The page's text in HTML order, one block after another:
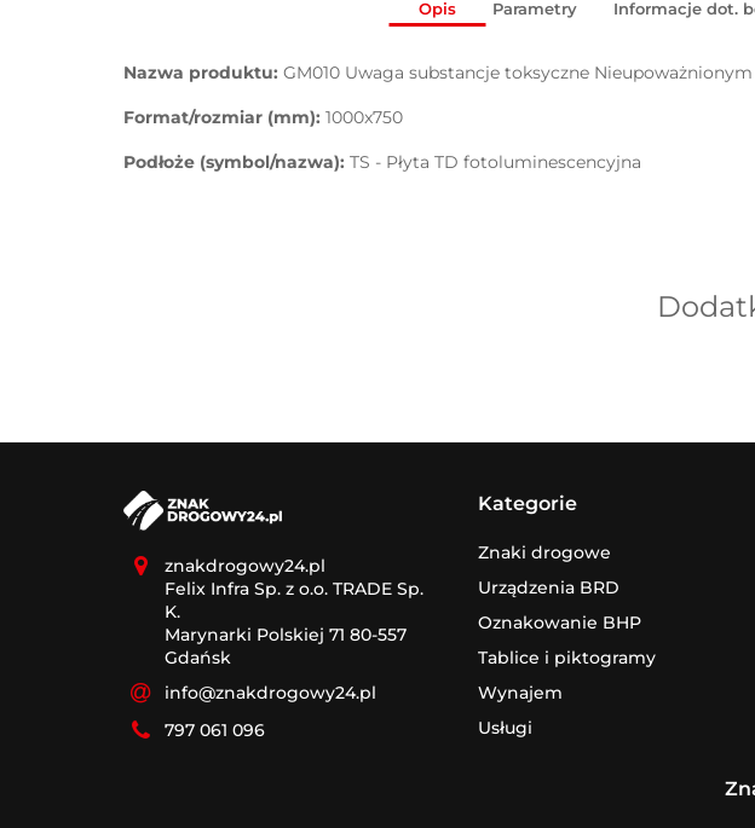
Opis Parametry Informacje dot.
Nazwa produktu: GM010 Uwaga substancje toksyczne
Format/rozmiar (mm): 1000x750
Podłoże (symbol/nazwa): TS - Płyta TD fotoluminescencyjna
znakdrogowy24.pl
Felix Infra Sp. z o.o. TRADE Sp.
K.
Marynarki Polskiej 71 80-557
Gdańsk
info@znakdrogowy24.pl
797 061 096
Kategorie
Znaki drogowe
Urządzenia BRD
Oznakowanie BHP
Tablice i piktogramy
Wynajem
Usługi